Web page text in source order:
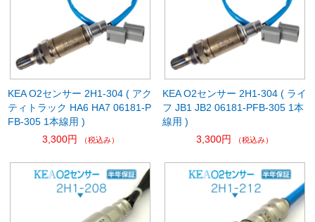
KEA O2センサー 2H1-304 ( アク
ティトラック HA6 HA7 06181-P
FB-305 1本線用 )
3,300円
（税込み）
KEA O2センサー 2H1-304 ( ライ
フ JB1 JB2 06181-PFB-305 1本
線用 )
3,300円
（税込み）